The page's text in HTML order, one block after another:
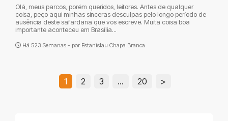
Olá, meus parcos, porém queridos, leitores. Antes de qualquer
coisa, peço aqui minhas sinceras desculpas pelo longo período de
ausência deste safardana que vos escreve. Muita coisa boa
importante aconteceu em Brasília...
Há 523 Semanas - por Estanislau Chapa Branca
1 2 3 … 20 >